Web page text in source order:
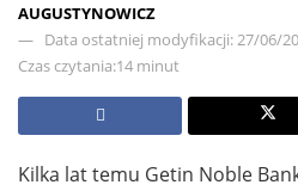
AUGUSTYNOWICZ
Data ostatniej modyfikacji: 27/06/
Czas czytania:14 minut
Kilka lat temu Getin Noble